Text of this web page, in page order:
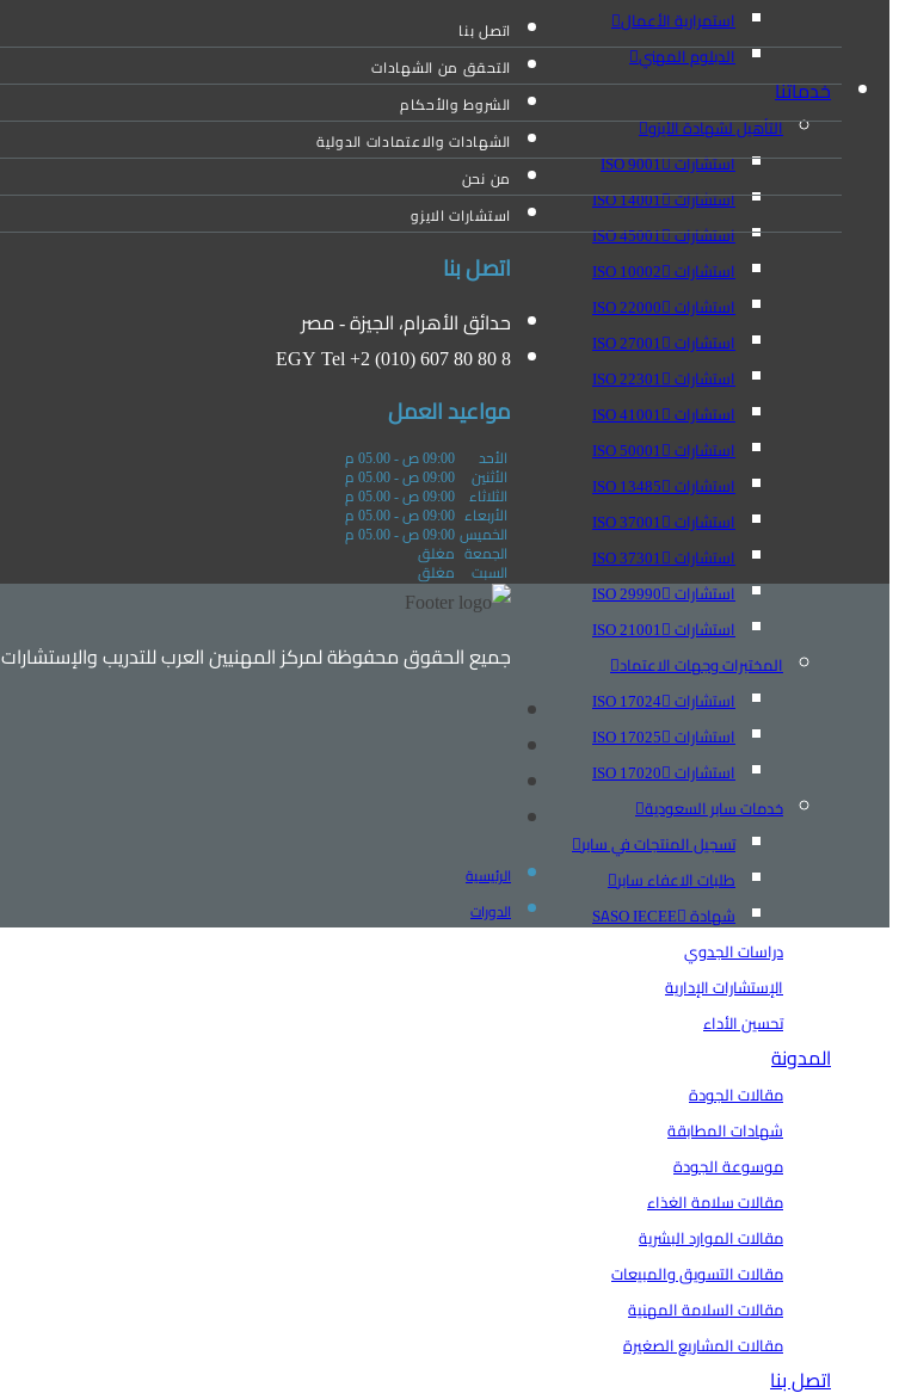
استمرارية الأعمال
الدبلوم المهني
خدماتنا
التأهيل لشهادة الأيزو
استشارات ISO 9001
استشارات ISO 14001
استشارات ISO 45001
استشارات ISO 10002
استشارات ISO 22000
استشارات ISO 27001
استشارات ISO 22301
استشارات ISO 41001
استشارات ISO 50001
استشارات ISO 13485
استشارات ISO 37001
استشارات ISO 37301
استشارات ISO 29990
استشارات ISO 21001
المختبرات وجهات الاعتماد
استشارات ISO 17024
استشارات ISO 17025
استشارات ISO 17020
خدمات سابر السعودية
تسجيل المنتجات في سابر
طلبات الاعفاء سابر
شهادة SASO IECEE
دراسات الجدوي
الإستشارات الإدارية
تحسين الأداء
المدونة
مقالات الجودة
شهادات المطابقة
موسوعة الجودة
مقالات سلامة الغذاء
مقالات الموارد البشرية
مقالات التسويق والمبيعات
مقالات السلامة المهنية
مقالات المشاريع الصغيرة
اتصل بنا
اتصل بنا
التحقق من الشهادات
الشروط والأحكام
الشهادات والاعتمادات الدولية
من نحن
استشارات الايزو
اتصل بنا
حدائق الأهرام، الجيزة - مصر
EGY Tel +2 (010) 607 80 80 8
مواعيد العمل
الأحد 09:00 ص - 05.00 م
الأثنين 09:00 ص - 05.00 م
الثلاثاء 09:00 ص - 05.00 م
الأربعاء 09:00 ص - 05.00 م
الخميس09:00 ص - 05.00 م
الجمعة مغلق
السبت مغلق
جميع الحقوق محفوظة لمركز المهنيين العرب للتدريب والإستشارات
الرئيسية
الدورات